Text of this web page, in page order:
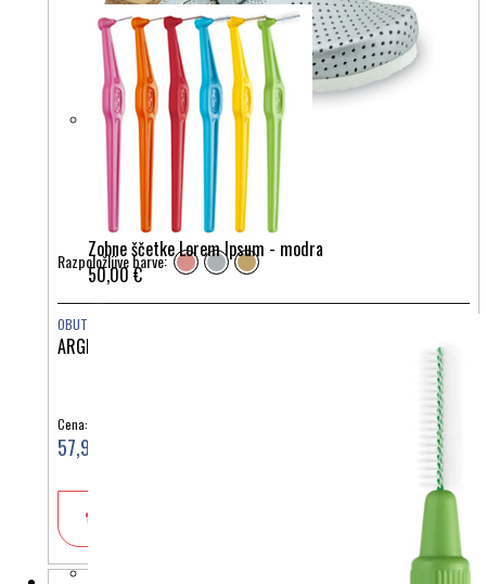
Zobne ščetke Lorem Ipsum - modra
50,00 €
Razpoložljive barve:
OBUTEV
ARGENTINA SOFT 0133680
Cena:
57,90 €